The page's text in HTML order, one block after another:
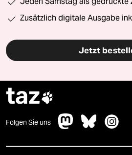
Zusätzlich digitale Ausgabe
Jetzt
taz
Folgen Sie uns